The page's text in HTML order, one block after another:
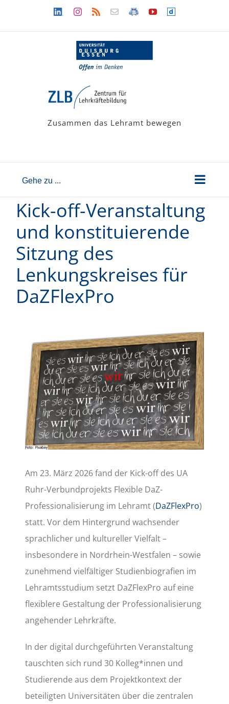
LinkedinInstagram
Rss Newsletter
LehramtsWiki
YouTubeDailymotion
Zusammen das Lehramt bewegen
Gehe zu ...
Kick-off-Veranstaltung
und konstituierende
Sitzung des
Lenkungskreises für
DaZFlexPro
Zeige
grösseres
Bild
Am 23. März 2026 fand der Kick-off des UA
Ruhr-Verbundprojekts Flexible DaZ-
Professionalisierung im Lehramt (DaZFlexPro)
statt. Vor dem Hintergrund wachsender
sprachlicher und kultureller Vielfalt –
insbesondere in Nordrhein-Westfalen – sowie
zunehmend vielfältiger Studienbiografien im
Lehramtsstudium setzt DaZFlexPro auf eine
flexiblere Gestaltung der Professionalisierung
angehender Lehrkräfte.
In der digital durchgeführten Veranstaltung
tauschten sich rund 30 Kolleg*innen und
Studierende aus dem Projektkontext der
beteiligten Universitäten über die zentralen